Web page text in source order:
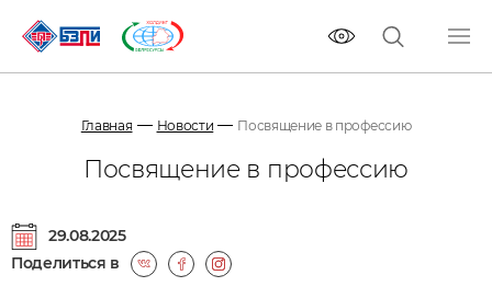
Главная Новости Посвящение в профессию
Посвящение в профессию
29.08.2025
Поделиться в